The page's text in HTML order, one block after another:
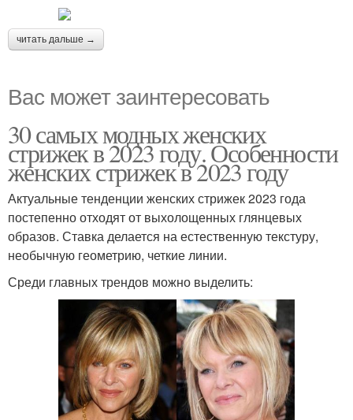
читать дальше →
Вас может заинтересовать
30 самых модных женских
стрижек в 2023 году. Особенности
женских стрижек в 2023 году
Актуальные тенденции женских стрижек 2023 года
постепенно отходят от выхолощенных глянцевых
образов. Ставка делается на естественную текстуру,
необычную геометрию, четкие линии.
Среди главных трендов можно выделить: